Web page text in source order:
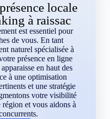
locale
à raissac
est essentiel pour
de vous. En tant
naturel spécialisée à
présence en ligne
en haut des
à une optimisation
et une stratégie
votre visibilité
et vous aidons à